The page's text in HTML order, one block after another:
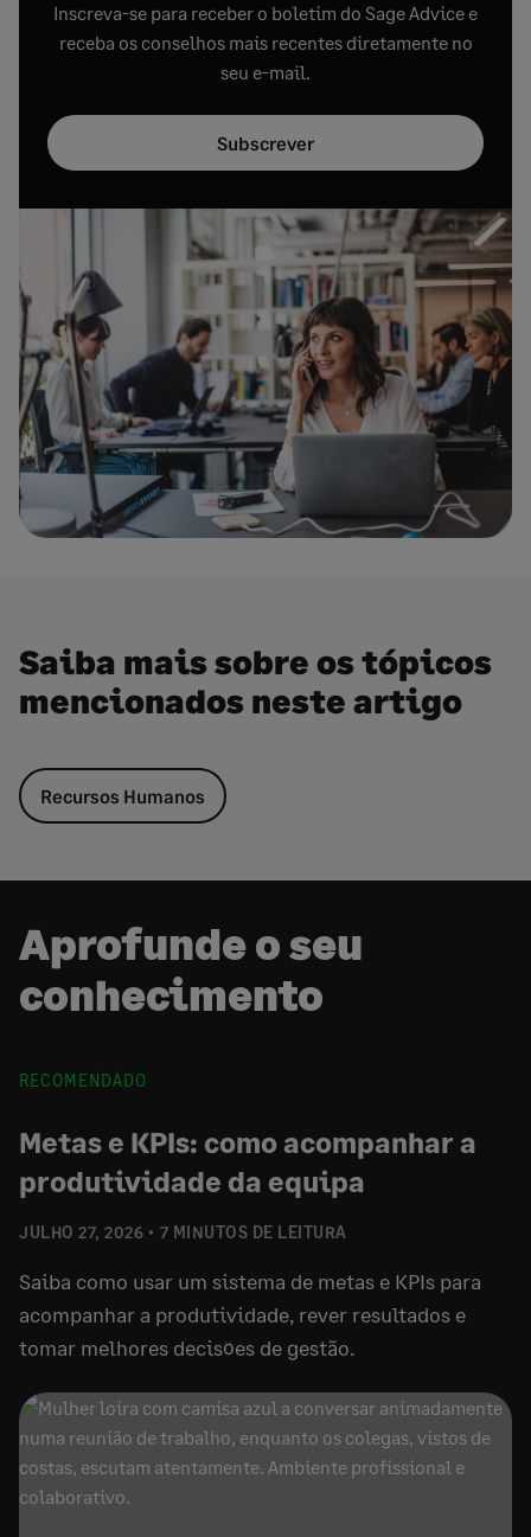
Inscreva-se para receber o boletim do Sage Advice e
receba os conselhos mais recentes diretamente no
seu e-mail.
Subscrever
Saiba mais sobre os tópicos
mencionados neste artigo
Recursos Humanos
Aprofunde o seu
conhecimento
RECOMENDADO
JULHO 27, 2026 7 MINUTOS DE LEITURA
Metas e KPIs: como acompanhar a
produtividade da equipa
Saiba como usar um sistema de metas e KPIs para
acompanhar a produtividade, rever resultados e
tomar melhores decisões de gestão.